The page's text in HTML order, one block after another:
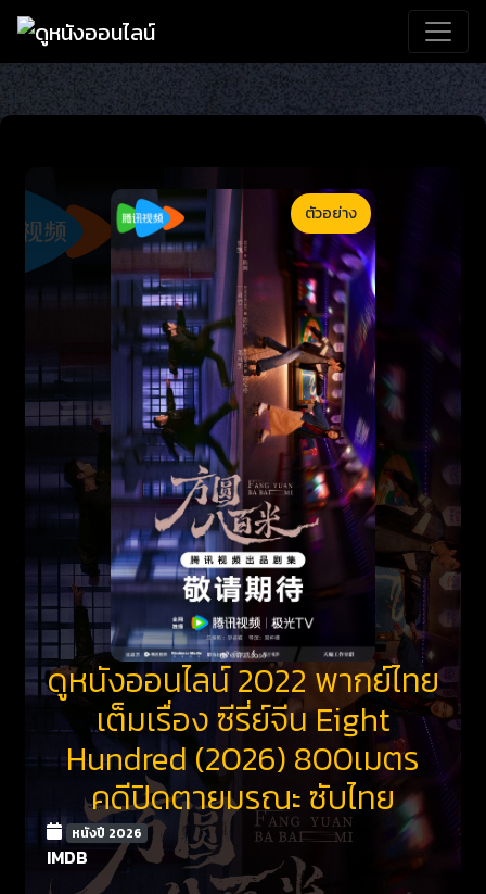
ตัวอย่าง
ดูหนังออนไลน์ 2022 พากย์ไทย
เต็มเรื่อง ซีรี่ย์จีน Eight
Hundred (2026) 800เมตร
คดีปิดตายมรณะ ซับไทย
หนังปี 2026
IMDB